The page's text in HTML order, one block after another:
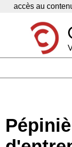
Panneau de gestion des
accès au
Economie